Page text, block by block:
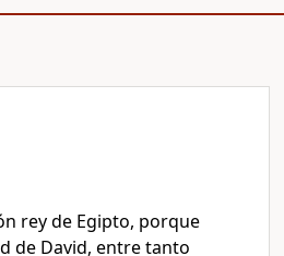
rey de Egipto, porque
de David, entre tanto